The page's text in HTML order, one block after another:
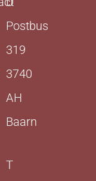
Postbus
319
3740
AH
Baarn
T